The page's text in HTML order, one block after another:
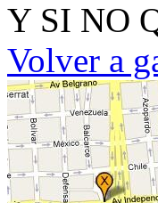
Y SI NO
Volver a